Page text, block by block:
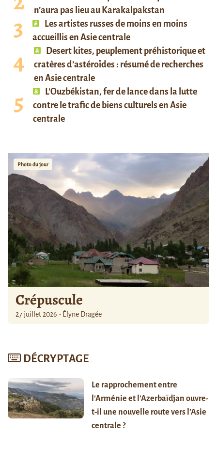
n’aura pas lieu au Karakalpakstan
Les artistes russes de moins en moins
accueillis en Asie centrale
Desert kites, peuplement préhistorique et
cratères d’astéroïdes : résumé de recherches
en Asie centrale
L’Ouzbékistan, fer de lance dans la lutte
contre le trafic de biens culturels en Asie
centrale
Photo du jour
Crépuscule
27 juillet 2026 - Élyne Dragée
DÉCRYPTAGE
Le rapprochement entre
l’Arménie et l’Azerbaïdjan ouvre-
t-il une nouvelle route vers l’Asie
centrale ?